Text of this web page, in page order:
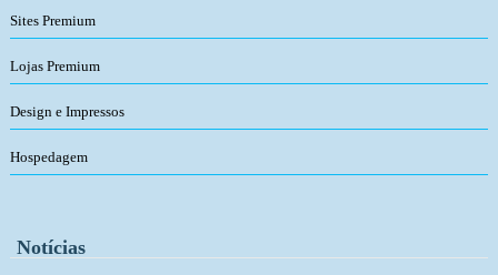
Sites Premium
Lojas Premium
Design e Impressos
Hospedagem
Notícias